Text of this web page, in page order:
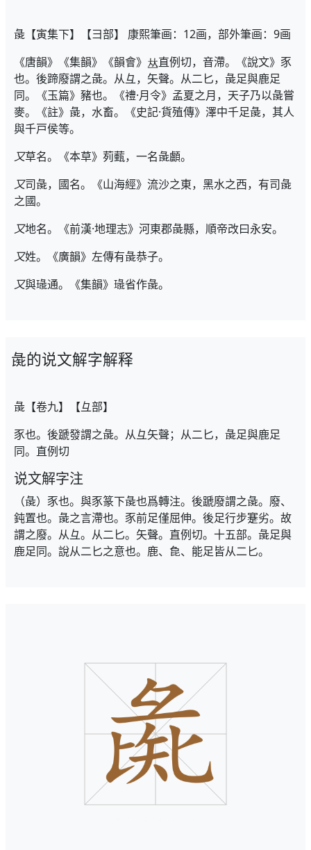
彘【寅集下】【彐部】 康熙筆画：12画，部外筆画：9画
《唐韻》《集韻》《韻會》
直例切，音滯。《說文》豕
也。後蹄廢謂之彘。从彑，矢聲。从二匕，彘足與鹿足
同。《玉篇》豬也。《禮·月令》孟夏之月，天子乃以彘嘗
麥。《註》彘，水畜。《史記·貨殖傳》澤中千足彘，其人
與千戸侯等。
又草名。《本草》茢薽，一名彘顱。
又司彘，國名。《山海經》流沙之東，黑水之西，有司彘
之國。
又地名。《前漢·地理志》河東郡彘縣，順帝改曰永安。
又姓。《廣韻》左傳有彘恭子。
又與璏通。《集韻》璏省作彘。
彘的说文解字解释
彘【卷九】【彑部】
豕也。後蹏發謂之彘。从彑矢聲；从二匕，彘足與鹿足
同。直例切
说文解字注
（彘）豕也。與豕篆下彘也爲轉注。後蹏廢謂之彘。廢、
鈍置也。彘之言滯也。豕前足僅屈伸。後足行步蹇劣。故
謂之廢。从彑。从二匕。矢聲。直例切。十五部。彘足與
鹿足同。說从二匕之意也。鹿、㲋、能足皆从二匕。